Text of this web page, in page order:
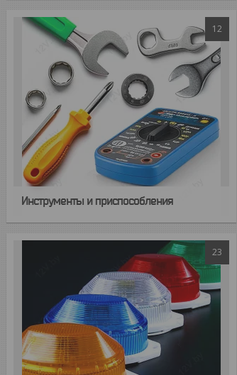
12
Инструменты и приспособления
23